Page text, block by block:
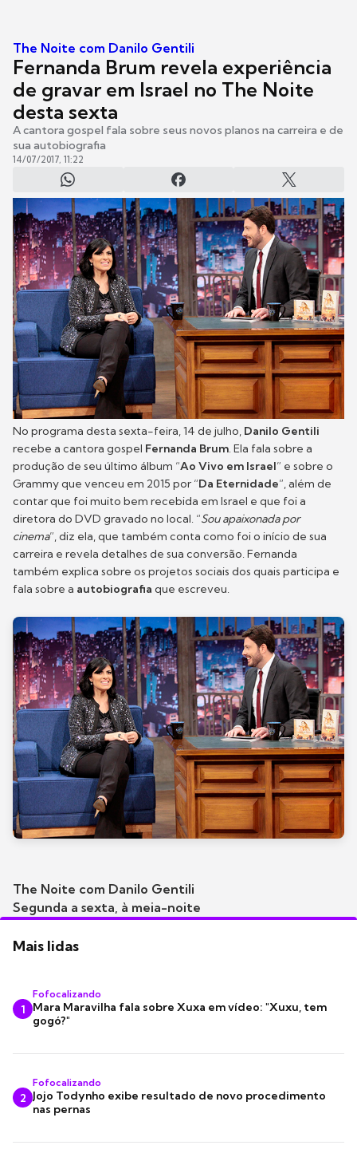
The Noite com Danilo Gentili
Fernanda Brum revela experiência
de gravar em Israel no The Noite
desta sexta
A cantora gospel fala sobre seus novos planos na carreira e de
sua autobiografia
14/07/2017, 11:22
No programa desta sexta-feira, 14 de julho, Danilo Gentili
recebe a cantora gospel Fernanda Brum. Ela fala sobre a
produção de seu último álbum “Ao Vivo em Israel” e sobre o
Grammy que venceu em 2015 por “Da Eternidade”, além de
contar que foi muito bem recebida em Israel e que foi a
diretora do DVD gravado no local. “Sou apaixonada por
cinema”, diz ela, que também conta como foi o início de sua
carreira e revela detalhes de sua conversão. Fernanda
também explica sobre os projetos sociais dos quais participa e
fala sobre a autobiografia que escreveu.
The Noite com Danilo Gentili
Segunda a sexta, à meia-noite
Mais lidas
1
Fofocalizando
Mara Maravilha fala sobre Xuxa em vídeo: "Xuxu, tem
gogó?"
2
Fofocalizando
Jojo Todynho exibe resultado de novo procedimento
nas pernas